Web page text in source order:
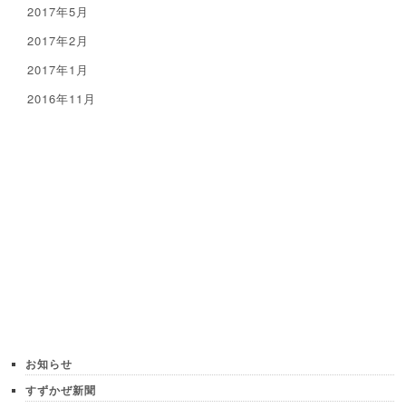
2017年5月
2017年2月
2017年1月
2016年11月
お知らせ
すずかぜ新聞